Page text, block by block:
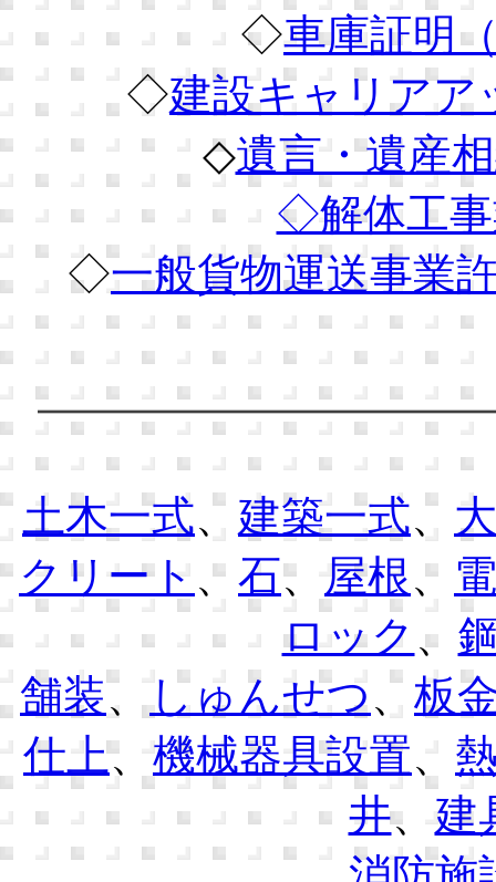
◇車庫証明
◇建設キャリアア
◇遺言・遺産
◇解体工事
◇一般貨物運送事業
土木一式、 建築一式、
クリート 、 石、 屋根、
ロック 、
舗装、 しゅんせつ、 板
仕上、 機械器具設置、
井、 建